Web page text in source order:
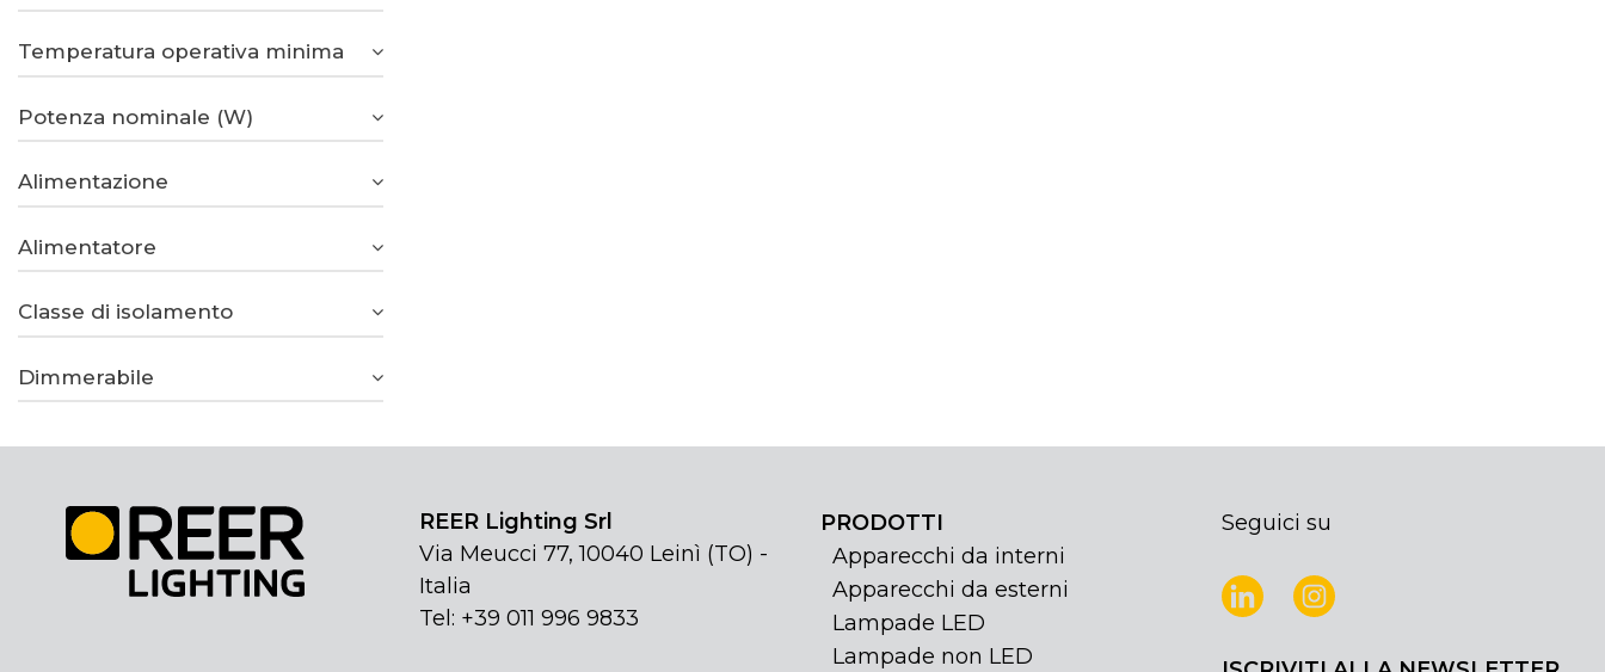
Temperatura operativa minima
Potenza nominale (W)
Alimentazione
Alimentatore
Classe di isolamento
Dimmerabile
REER Lighting Srl
Via Meucci 77, 10040 Leinì (TO) -
Italia
Tel: +39 011 996 9833
PRODOTTI
Apparecchi da interni
Apparecchi da esterni
Lampade LED
Lampade non LED
Seguici su